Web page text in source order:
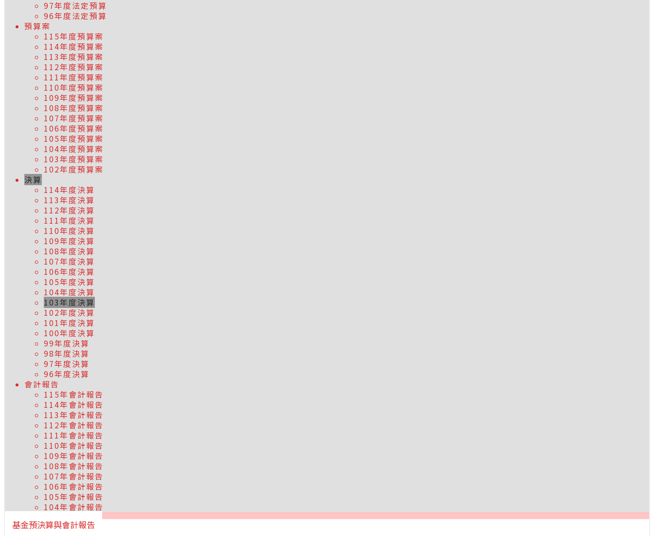
97年度法定預算
96年度法定預算
預算案
115年度預算案
114年度預算案
113年度預算案
112年度預算案
111年度預算案
110年度預算案
109年度預算案
108年度預算案
107年度預算案
106年度預算案
105年度預算案
104年度預算案
103年度預算案
102年度預算案
決算
114年度決算
113年度決算
112年度決算
111年度決算
110年度決算
109年度決算
108年度決算
107年度決算
106年度決算
105年度決算
104年度決算
103年度決算
102年度決算
101年度決算
100年度決算
99年度決算
98年度決算
97年度決算
96年度決算
會計報告
115年會計報告
114年會計報告
113年會計報告
112年會計報告
111年會計報告
110年會計報告
109年會計報告
108年會計報告
107年會計報告
106年會計報告
105年會計報告
104年會計報告
基金預決算與會計報告